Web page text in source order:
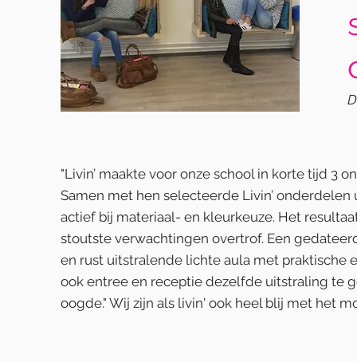
"Livin’ maakte voor onze school in korte tijd 3
Samen met hen selecteerde Livin’
actief bij materiaal- en kleurkeuze. Het
stoutste verwachtingen overtrof. Een
en rust uitstralende lichte aula met praktische
ook entree en receptie dezelfde uitstraling te
oogde." Wij zijn als livin' ook heel blij met het